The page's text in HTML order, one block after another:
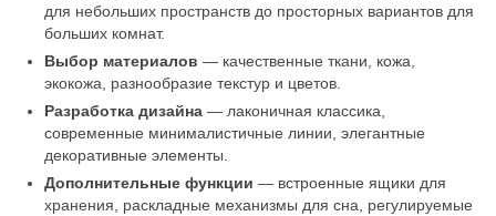
для небольших пространств до просторных вариантов для
больших комнат.
Выбор материалов — качественные ткани, кожа,
экокожа, разнообразие текстур и цветов.
Разработка дизайна — лаконичная классика,
современные минималистичные линии, элегантные
декоративные элементы.
Дополнительные функции — встроенные ящики для
хранения, раскладные механизмы для сна, регулируемые